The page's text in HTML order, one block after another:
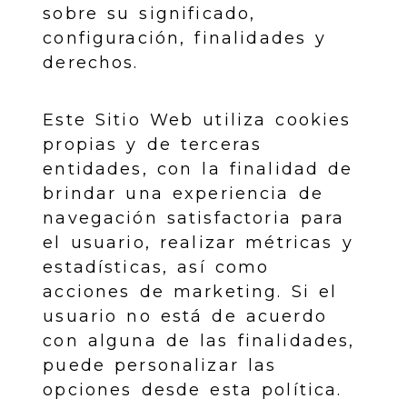
sobre su significado,
configuración, finalidades y
derechos.
Este Sitio Web utiliza cookies
propias y de terceras
entidades, con la finalidad de
brindar una experiencia de
navegación satisfactoria para
el usuario, realizar métricas y
estadísticas, así como
acciones de marketing. Si el
usuario no está de acuerdo
con alguna de las finalidades,
puede personalizar las
opciones desde esta política.